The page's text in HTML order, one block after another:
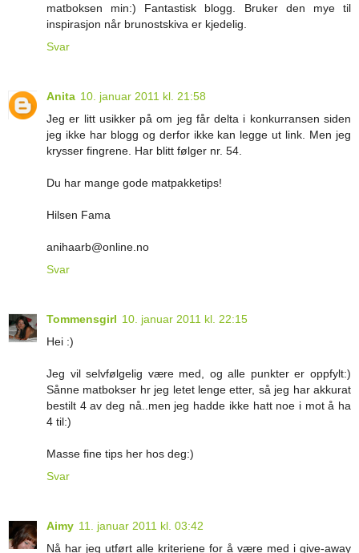
matboksen min:) Fantastisk blogg. Bruker den mye til
inspirasjon når brunostskiva er kjedelig.
Svar
Anita 10. januar 2011 kl. 21:58
Jeg er litt usikker på om jeg får delta i konkurransen siden
jeg ikke har blogg og derfor ikke kan legge ut link. Men jeg
krysser fingrene. Har blitt følger nr. 54.
Du har mange gode matpakketips!
Hilsen Fama
anihaarb@online.no
Svar
Tommensgirl 10. januar 2011 kl. 22:15
Hei :)
Jeg vil selvfølgelig være med, og alle punkter er oppfylt:)
Sånne matbokser hr jeg letet lenge etter, så jeg har akkurat
bestilt 4 av deg nå..men jeg hadde ikke hatt noe i mot å ha
4 til:)
Masse fine tips her hos deg:)
Svar
Aimy 11. januar 2011 kl. 03:42
Nå har jeg utført alle kriteriene for å være med i give-away